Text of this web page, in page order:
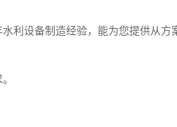
利设备制造经验，能为您提供从方